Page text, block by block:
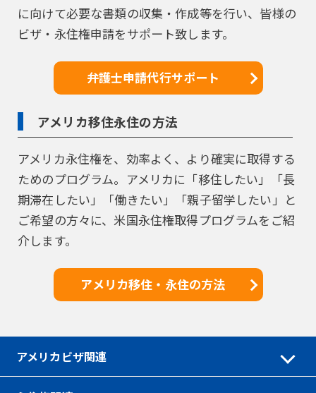
に向けて必要な書類の収集・作成等を行い、皆様の
ビザ・永住権申請をサポート致します。
弁護士申請代行サポート
アメリカ移住永住の方法
アメリカ永住権を、効率よく、より確実に取得する
ためのプログラム。アメリカに「移住したい」「長
期滞在したい」「働きたい」「親子留学したい」と
ご希望の方々に、米国永住権取得プログラムをご紹
介します。
アメリカ移住・永住の方法
アメリカビザ関連